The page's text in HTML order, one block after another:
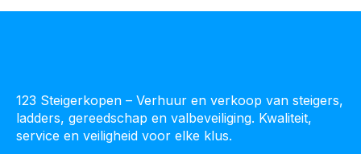
123 Steigerkopen – Verhuur en verkoop van steigers,
ladders, gereedschap en valbeveiliging. Kwaliteit,
service en veiligheid voor elke klus.